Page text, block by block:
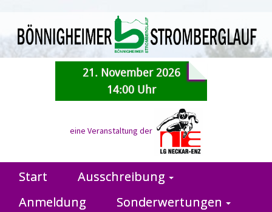
21. November 2026
14:00 Uhr
eine Veranstaltung der
Start
Ausschreibung
Anmeldung
Sonderwertungen